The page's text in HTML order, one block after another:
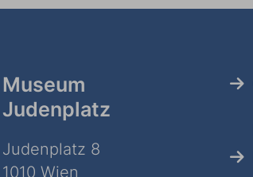
Museum
Judenplatz
Judenplatz 8
1010 Wien